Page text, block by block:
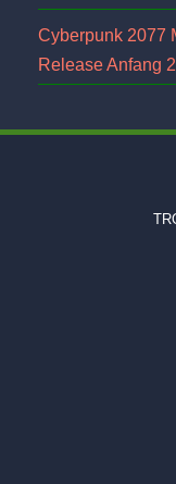
Cyberpunk 2077
Release Anfang